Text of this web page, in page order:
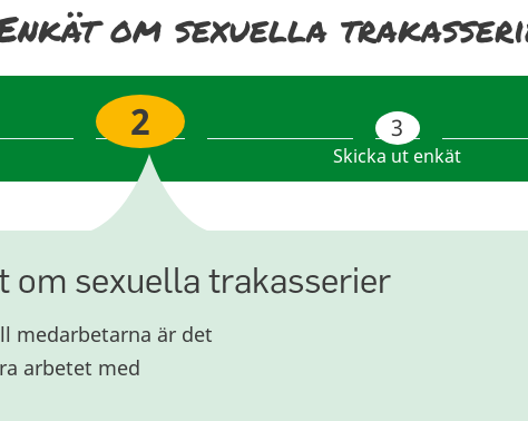
om sexuella
2 3
Skicka ut enkät
om sexuella trakasserier
medarbetarna är det
arbetet med